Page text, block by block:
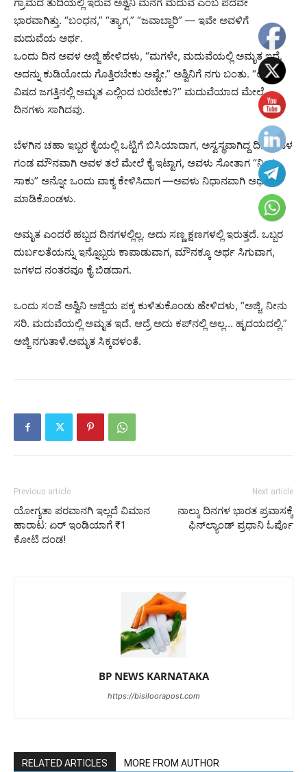
ಭಾರವಾಗಿತ್ತು. “ಬಂಧನ,” “ತ್ಯಾಗ,” “ಜವಾಬ್ದಾರಿ” — ಇವೇ ಅವಳಿಗೆ
ಮದುವೆಯ ಅರ್ಥ.
ಒಂದು ದಿನ ಅವಳ ಅಜ್ಜಿ ಹೇಳಿದಳು, “ಮಗಳೇ, ಮದುವೆಯಲ್ಲಿ ಅಮೃತ ಇದೆ.
ಅದನ್ನು ಕುಡಿಯೋದು ಗೊತ್ತಿರಬೇಕು ಅಷ್ಟೇ.” ಅಶ್ವಿನಿಗೆ ನಗು ಬಂತು. “ಅಜ್ಜಿ,
ವಿಷದ ಜಗತ್ತಿನಲ್ಲಿ ಅಮೃತ ಎಲ್ಲಿಂದ ಬರಬೇಕು?” ಮದುವೆಯಾದ ಮೇಲೆ
ದಿನಗಳು ಸಾಗಿದವು.
ಬೆಳಗಿನ ಚಹಾ ಇಬ್ಬರ ಕೈಯಲ್ಲಿ ಒಟ್ಟಿಗೆ ಬಿಸಿಯಾದಾಗ, ಅಸ್ವಸ್ಥವಾಗಿದ್ದ ದಿನ ಅವಳ
ಗಂಡ ಮೌನವಾಗಿ ಅವಳ ತಲೆ ಮೇಲೆ ಕೈ ಇಟ್ಟಾಗ, ಅವಳು ಸೋತಾಗ “ನೀನು
ಸಾಕು” ಅನ್ನೋ ಒಂದು ವಾಕ್ಯ ಕೇಳಿಸಿದಾಗ —ಅವಳು ನಿಧಾನವಾಗಿ ಅರ್ಥ
ಮಾಡಿಕೊಂಡಳು.
ಅಮೃತ ಎಂದರೆ ಹಬ್ಬದ ದಿನಗಳಲ್ಲಿಲ್ಲ. ಅದು ಸಣ್ಣ ಕ್ಷಣಗಳಲ್ಲಿ ಇರುತ್ತದೆ. ಒಬ್ಬರ
ದುರ್ಬಲತೆಯನ್ನು ಇನ್ನೊಬ್ಬರು ಕಾಪಾಡುವಾಗ, ಮೌನಕ್ಕೂ ಅರ್ಥ ಸಿಗುವಾಗ,
ಜಗಳದ ನಂತರವೂ ಕೈ ಬಿಡದಾಗ.
ಒಂದು ಸಂಜೆ ಅಶ್ವಿನಿ ಅಜ್ಜಿಯ ಪಕ್ಕ ಕುಳಿತುಕೊಂಡು ಹೇಳಿದಳು, “ಅಜ್ಜಿ, ನೀನು
ಸರಿ. ಮದುವೆಯಲ್ಲಿ ಅಮೃತ ಇದೆ. ಆದ್ರೆ ಅದು ಕಪ್‌ನಲ್ಲಿ ಅಲ್ಲ… ಹೃದಯದಲ್ಲಿ.”
ಅಜ್ಜಿ ನಗುತಾಳೆ.ಅಮೃತ ಸಿಕ್ಕವಳಂತೆ.
Previous article
ಯೋಗ್ಯತಾ ಪರವಾನಗಿ ಇಲ್ಲದೆ ವಿಮಾನ
ಹಾರಾಟ: ಏರ್ ಇಂಡಿಯಾಗೆ ₹1
ಕೋಟಿ ದಂಡ!
Next article
ನಾಲ್ಕು ದಿನಗಳ ಭಾರತ ಪ್ರವಾಸಕ್ಕೆ
ಫಿನ್‌ಲ್ಯಾಂಡ್‌ ಪ್ರಧಾನಿ ಓರ್ಪೊ
BP NEWS KARNATAKA
https://bisiloorapost.com
RELATED ARTICLES MORE FROM AUTHOR